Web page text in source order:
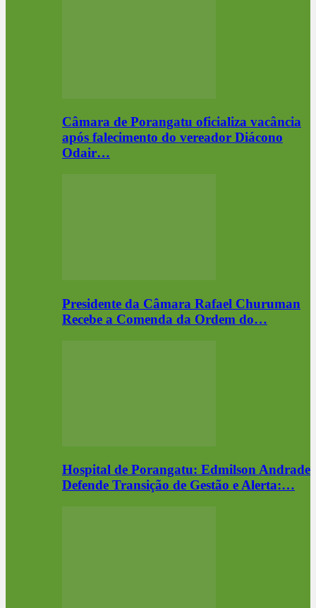
Câmara de Porangatu oficializa vacância
após falecimento do vereador Diácono
Odair…
Presidente da Câmara Rafael Churuman
Recebe a Comenda da Ordem do…
Hospital de Porangatu: Edmilson Andrade
Defende Transição de Gestão e Alerta:…